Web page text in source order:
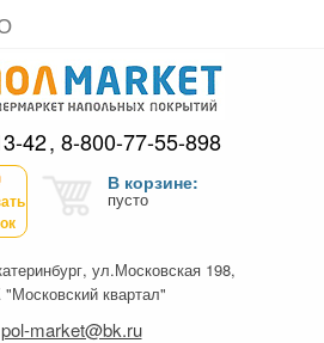
42 8-800-77-55-898
В корзине:
пусто
ул.Московская 198,
квартал"
pol-market@bk.ru